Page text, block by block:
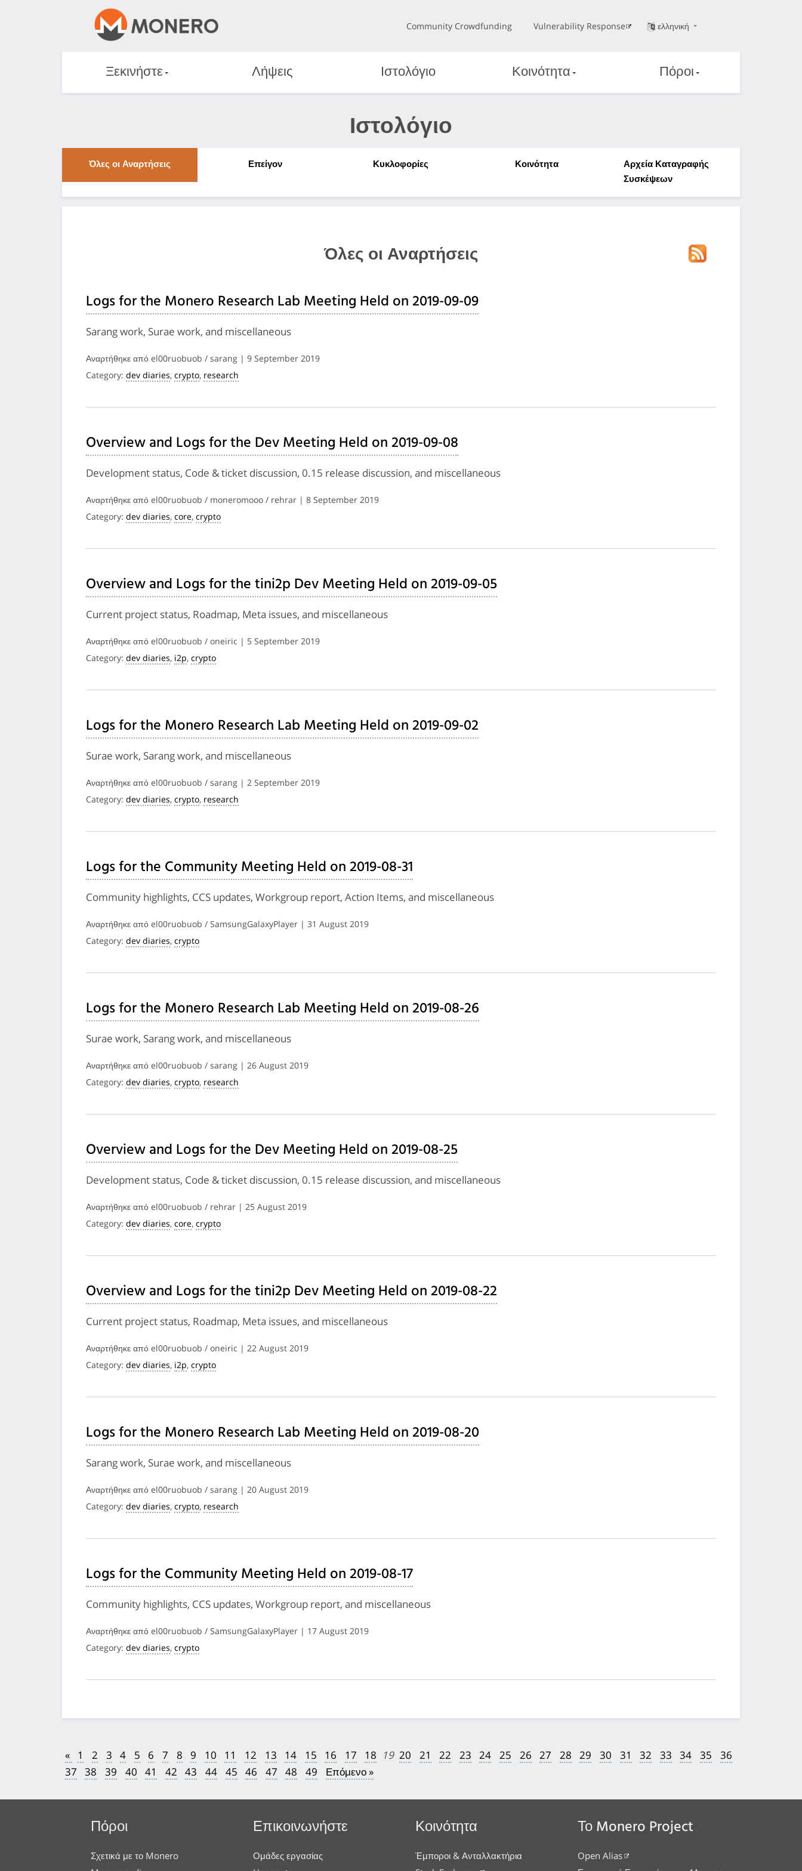
Community Crowdfunding Vulnerability Response ελληνική
Ξεκινήστε Λήψεις Ιστολόγιο Κοινότητα Πόροι
Ιστολόγιο
Όλες οι Αναρτήσεις Επείγον Κυκλοφορίες Κοινότητα
Αρχεία Καταγραφής
Συσκέψεων
Όλες οι Αναρτήσεις
Logs for the Monero Research Lab Meeting Held on 2019-09-09
Sarang work, Surae work, and miscellaneous
Αναρτήθηκε από el00ruobuob / sarang | 9 September 2019
Category: dev diaries, crypto, research
Overview and Logs for the Dev Meeting Held on 2019-09-08
Development status, Code & ticket discussion, 0.15 release discussion, and miscellaneous
Αναρτήθηκε από el00ruobuob / moneromooo / rehrar | 8 September 2019
Category: dev diaries, core, crypto
Overview and Logs for the tini2p Dev Meeting Held on 2019-09-05
Current project status, Roadmap, Meta issues, and miscellaneous
Αναρτήθηκε από el00ruobuob / oneiric | 5 September 2019
Category: dev diaries, i2p, crypto
Logs for the Monero Research Lab Meeting Held on 2019-09-02
Surae work, Sarang work, and miscellaneous
Αναρτήθηκε από el00ruobuob / sarang | 2 September 2019
Category: dev diaries, crypto, research
Logs for the Community Meeting Held on 2019-08-31
Community highlights, CCS updates, Workgroup report, Action Items, and miscellaneous
Αναρτήθηκε από el00ruobuob / SamsungGalaxyPlayer | 31 August 2019
Category: dev diaries, crypto
Logs for the Monero Research Lab Meeting Held on 2019-08-26
Surae work, Sarang work, and miscellaneous
Αναρτήθηκε από el00ruobuob / sarang | 26 August 2019
Category: dev diaries, crypto, research
Overview and Logs for the Dev Meeting Held on 2019-08-25
Development status, Code & ticket discussion, 0.15 release discussion, and miscellaneous
Αναρτήθηκε από el00ruobuob / rehrar | 25 August 2019
Category: dev diaries, core, crypto
Overview and Logs for the tini2p Dev Meeting Held on 2019-08-22
Current project status, Roadmap, Meta issues, and miscellaneous
Αναρτήθηκε από el00ruobuob / oneiric | 22 August 2019
Category: dev diaries, i2p, crypto
Logs for the Monero Research Lab Meeting Held on 2019-08-20
Sarang work, Surae work, and miscellaneous
Αναρτήθηκε από el00ruobuob / sarang | 20 August 2019
Category: dev diaries, crypto, research
Logs for the Community Meeting Held on 2019-08-17
Community highlights, CCS updates, Workgroup report, and miscellaneous
Αναρτήθηκε από el00ruobuob / SamsungGalaxyPlayer | 17 August 2019
Category: dev diaries, crypto
« 1 2 3 4 5 6 7 8 9 10 11 12 13 14 15 16 17 18 19 20 21 22 23 24 25 26 27 28 29 30 31 32 33 34 35
36
37
38 39 40 41 42 43 44 45 46 47 48 49 Επόμενο »
Πόροι
Σχετικά με το Monero
Επικοινωνήστε
Ομάδες εργασίας
Κοινότητα
Έμποροι & Ανταλλακτήρια
Το Monero Project
Open Alias